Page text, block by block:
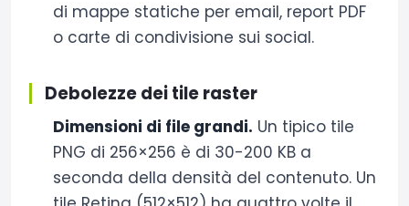
di mappe statiche per email, report PDF
o carte di condivisione sui social.
Debolezze dei tile raster
Dimensioni di file grandi. Un tipico tile
PNG di 256×256 è di 30-200 KB a
seconda della densità del contenuto. Un